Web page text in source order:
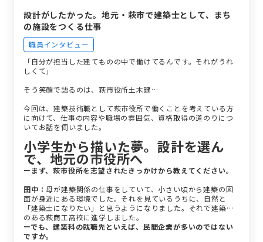
設計がしたかった。地元・萩市で建築士として、まち
の施設をつくる仕事
職員インタビュー
「自分が担当した建てものの中で働けてるんです。それがうれ
しくて」
そう笑顔で語るのは、萩市役所土木建…
今回は、建築技術職として萩市役所で働くことを考えている方
に向けて、仕事の内容や職場の雰囲気、資格取得の道のりにつ
いてお話を伺いました。
小学生から描いた夢。設計を選ん
で、地元の市役所へ
ーまず、萩市役所を志望されたきっかけから教えてください。
田中：母が建築関係の仕事をしていて、小さい頃から建築の図
面が身近にある環境でした。それを見ているうちに、自然と
「建築士になりたい」と思うようになりました。それで建築科
のある萩商工高校に進学しました。
ーでも、建築科の就職先といえば、民間企業が多いのではない
ですか。